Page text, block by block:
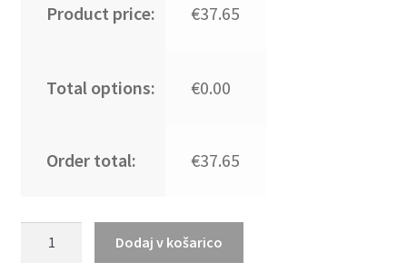
Product price: €37.65
Total options: €0.00
Order total: €37.65
Dodaj v košarico